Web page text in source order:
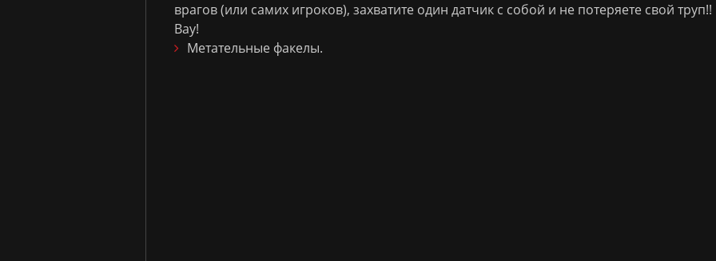
врагов (или самих игроков), захватите один датчик с собой и не потеряете свой труп!!
Вау!
Метательные факелы.